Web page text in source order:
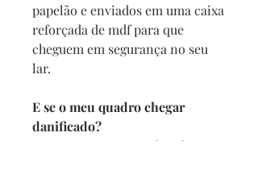
papelão e enviados em uma caixa
reforçada de mdf para que
cheguem em segurança no seu
lar.
E se o meu quadro chegar
danificado?
Se por acaso seu quadro chegar